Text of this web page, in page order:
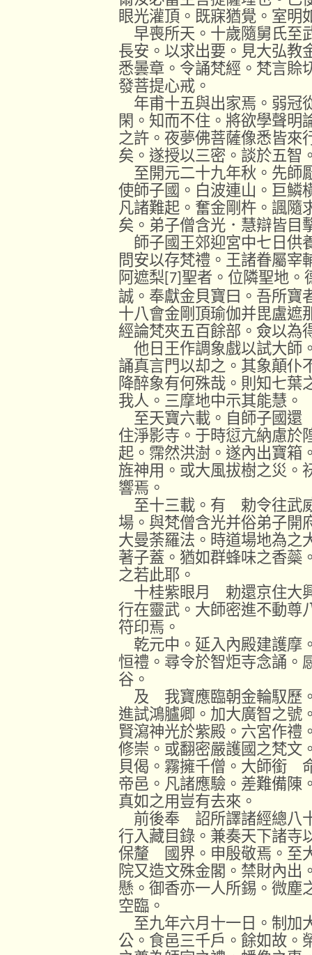
眼光灌頂。既寐猶覺。室明
早喪所天。十歲隨舅氏至
長安。以求出要。見大弘教
悉曇章。令誦梵經。梵言賒
發菩提心戒。
年甫十五與出家焉。弱冠
閑。知而不住。將欲學聲明
之許。夜夢佛菩薩像悉皆來
矣。遂授以三密。談於五智
至開元二十九年秋。先師
使師子國。白波連山。巨鱗
凡諸難起。奮金剛杵。諷隨
矣。弟子僧含光．慧辯皆目
師子國王郊迎宮中七日供
問安以存梵禮。王諸眷屬宰
阿遮梨 [7] 聖者。位隣聖地。
誠。奉獻金貝寶曰。吾所寶
十八會金剛頂瑜伽并毘盧遮
經論梵夾五百餘部。僉以為
他日王作調象戲以試大師
誦真言門以却之。其象顛仆
降醉象有何殊哉。則知七葉
我人。三摩地中示其能慧。
至天寶六載。自師子國還
住淨影寺。于時愆亢納慮於
起。霈然洪澍。遂內出寶箱
旌神用。或大風拔樹之災。
響焉。
至十三載。有 勅令往武
場。與梵僧含光并俗弟子開
大曼荼羅法。時道場地為之
著子蓋。猶如群蜂味之香蘂
之若此耶。
十桂紫眼月 勅還京住大
行在靈武。大師密進不動尊
符印焉。
乾元中。延入內殿建護摩
恒禮。尋令於智炬寺念誦。
谷。
及 我寶應臨朝金輪馭歷
進試鴻臚卿。加大廣智之號
賢瀉神光於紫殿。六宮作禮
修崇。或翻密嚴護國之梵文
貝偈。霧擁千僧。大師銜
帝邑。凡諸應驗。差難備陳
真如之用豈有去來。
前後奉 詔所譯諸經總八
行入藏目錄。兼奏天下諸寺
保釐 國界。申殷敬焉。至
院又造文殊金閣。禁財內出
懸。御香亦一人所錫。微塵
空臨。
至九年六月十一日。制加
公。食邑三千戶。餘如故。